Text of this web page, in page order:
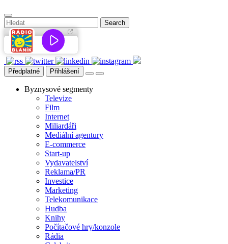
Předplatné Přihlášení
Byznysové segmenty
Televize
Film
Internet
Miliardáři
Mediální agentury
E-commerce
Start-up
Vydavatelství
Reklama/PR
Investice
Marketing
Telekomunikace
Hudba
Knihy
Počítačové hry/konzole
Rádia